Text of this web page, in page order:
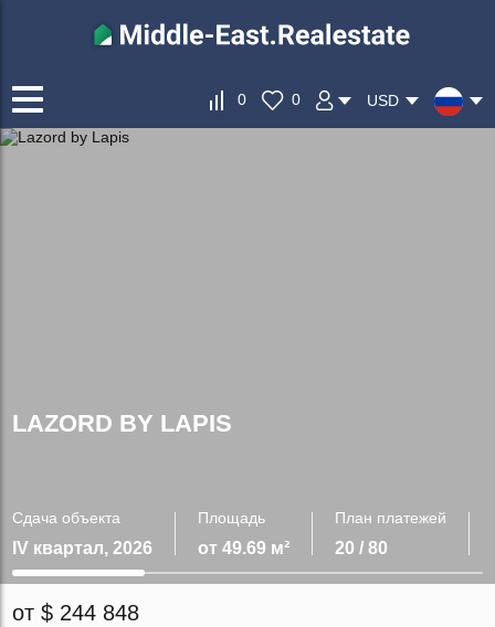
0 0 USD
LAZORD BY LAPIS
Сдача объекта
IV квартал, 2026
Площадь
от 49.69 м²
План платежей
20 / 80
от $ 244 848